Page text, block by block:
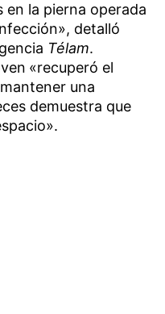
en la pierna operada
detalló
Télam.
«recuperó el
una
demuestra que